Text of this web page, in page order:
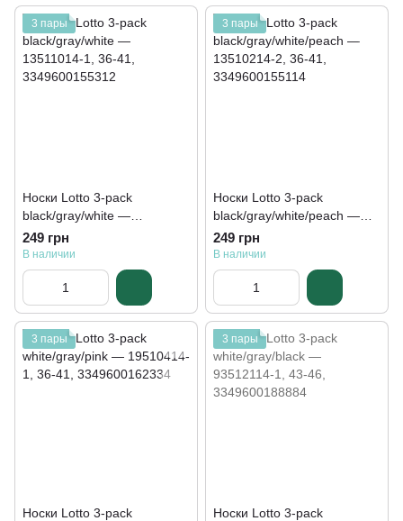
3 пары
Носки Lotto 3-pack
black/gray/white —
13511014-1
249 грн
В наличии
3 пары
Носки Lotto 3-pack
black/gray/white/peach —
13510214-2
249 грн
В наличии
3 пары
Носки Lotto 3-pack
3 пары
Носки Lotto 3-pack